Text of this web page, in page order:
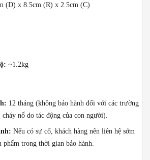
(D) x 8.5cm (R) x 2.5cm (C)
~1.2kg
12 tháng (không bảo hành đối với các trường
nổ do tác động của con người).
Nếu có sự cố, khách hàng nên liên hệ sớm
trong thời gian bảo hành.